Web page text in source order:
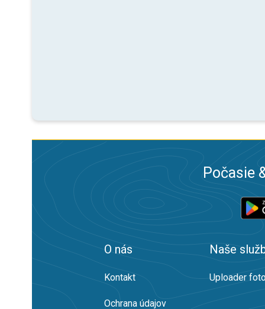
Počasie
O nás
Kontakt
Ochrana údajov
Naše
Uploader